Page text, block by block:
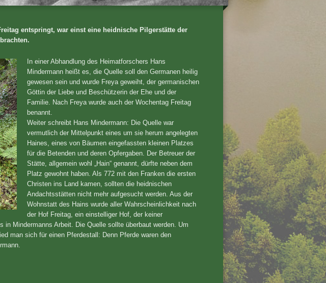
entspringt, war einst eine heidnische Pilgerstätte der
In einer Abhandlung des Heimatforschers Hans
Mindermann heißt es, die Quelle soll den Germanen heilig
gewesen sein und wurde Freya geweiht, der germanischen
Göttin der Liebe und Beschützerin der Ehe und der
Familie. Nach Freya wurde auch der Wochentag Freitag
benannt.
Weiter schreibt Hans Mindermann: Die Quelle war
vermutlich der Mittelpunkt eines um sie herum angelegten
Haines, eines von Bäumen eingefassten kleinen Platzes
für die Betenden und deren Opfergaben. Der Betreuer der
Stätte, allgemein wohl „Hain“ genannt, dürfte neben dem
Platz gewohnt haben. Als 772 mit den Franken die ersten
Christen ins Land kamen, sollten die heidnischen
Andachtsstätten nicht mehr aufgesucht werden. Aus der
Wohnstatt des Hains wurde aller Wahrscheinlichkeit nach
der Hof Freitag, ein einstelliger Hof, der keiner
in Mindermanns Arbeit. Die Quelle sollte überbaut werden. Um
man sich für einen Pferdestall: Denn Pferde waren den